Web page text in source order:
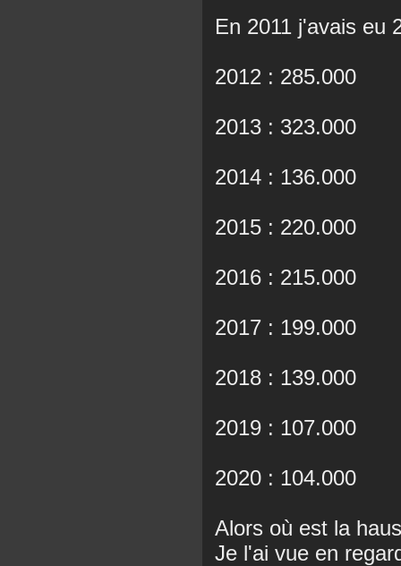
En 2011 j'avais eu
2012 : 285.000
2013 : 323.000
2014 : 136.000
2015 : 220.000
2016 : 215.000
2017 : 199.000
2018 : 139.000
2019 : 107.000
2020 : 104.000
Alors où est la
Je l'ai vue en